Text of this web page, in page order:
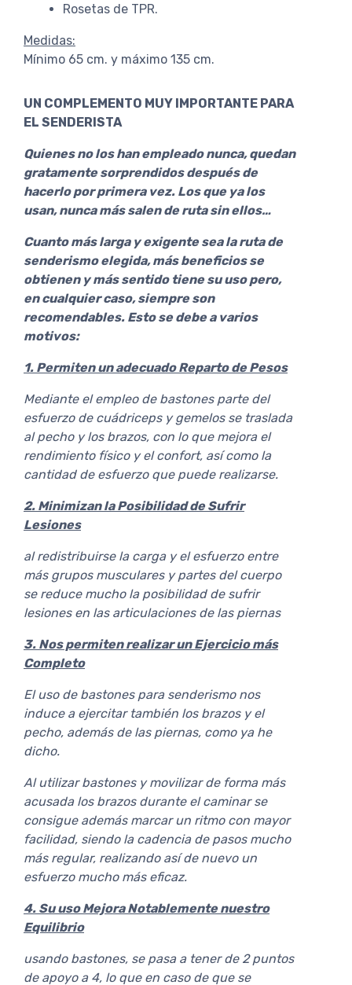
Rosetas de TPR.
Medidas:
Mínimo 65 cm. y máximo 135 cm.
UN COMPLEMENTO MUY IMPORTANTE PARA
EL SENDERISTA
Quienes no los han empleado nunca, quedan
gratamente sorprendidos después de
hacerlo por primera vez. Los que ya los
usan, nunca más salen de ruta sin ellos…
Cuanto más larga y exigente sea la ruta de
senderismo elegida, más beneficios se
obtienen y más sentido tiene su uso pero,
en cualquier caso, siempre son
recomendables. Esto se debe a varios
motivos:
1. Permiten un adecuado Reparto de Pesos
Mediante el empleo de bastones parte del
esfuerzo de cuádriceps y gemelos se traslada
al pecho y los brazos, con lo que mejora el
rendimiento físico y el confort, así como la
cantidad de esfuerzo que puede realizarse.
2. Minimizan la Posibilidad de Sufrir
Lesiones
al redistribuirse la carga y el esfuerzo entre
más grupos musculares y partes del cuerpo
se reduce mucho la posibilidad de sufrir
lesiones en las articulaciones de las piernas
3. Nos permiten realizar un Ejercicio más
Completo
El uso de bastones para senderismo nos
induce a ejercitar también los brazos y el
pecho, además de las piernas, como ya he
dicho.
Al utilizar bastones y movilizar de forma más
acusada los brazos durante el caminar se
consigue además marcar un ritmo con mayor
facilidad, siendo la cadencia de pasos mucho
más regular, realizando así de nuevo un
esfuerzo mucho más eficaz.
4. Su uso Mejora Notablemente nuestro
Equilibrio
usando bastones, se pasa a tener de 2 puntos
de apoyo a 4, lo que en caso de que se